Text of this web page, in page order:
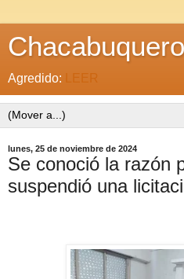
Chacabuquero
Agredido: LEER
lunes, 25 de noviembre de 2024
Se conoció la razón
suspendió una